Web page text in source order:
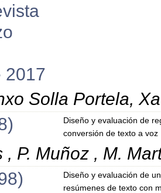
2017
Solla Portela,
Diseño y evaluación de
conversión de texto a voz
, P. Muñoz , M.
Diseño y evaluación de
resúmenes de texto con